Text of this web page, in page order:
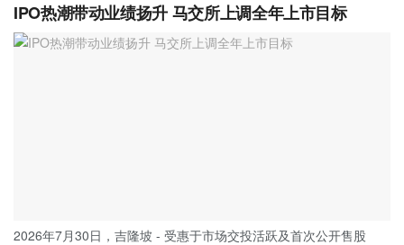
IPO热潮带动业绩扬升 马交所上调全年上市目标
2026年7月30日，吉隆坡 - 受惠于市场交投活跃及首次公开售股